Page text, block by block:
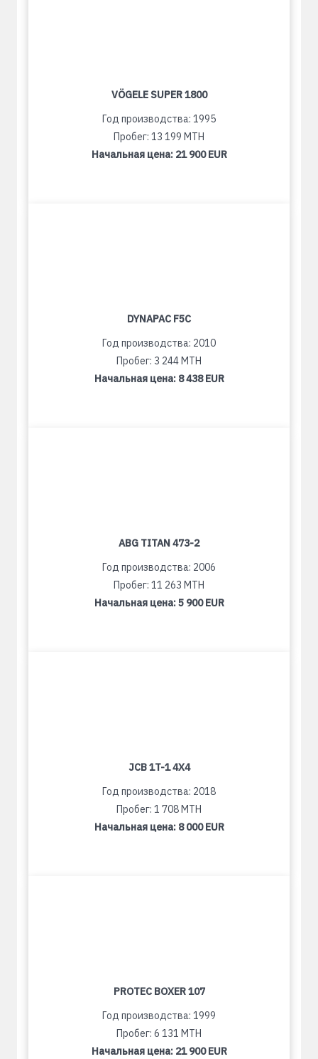
VÖGELE SUPER 1800
Год производства: 1995
Пробег: 13 199 MTH
Начальная цена: 21 900 EUR
DYNAPAC F5C
Год производства: 2010
Пробег: 3 244 MTH
Начальная цена: 8 438 EUR
ABG TITAN 473-2
Год производства: 2006
Пробег: 11 263 MTH
Начальная цена:5 900 EUR
JCB 1T-1 4X4
Год производства: 2018
Пробег: 1 708 MTH
Начальная цена: 8 000 EUR
PROTEC BOXER 107
Год производства: 1999
Пробег: 6 131 MTH
Начальная цена: 21 900 EUR